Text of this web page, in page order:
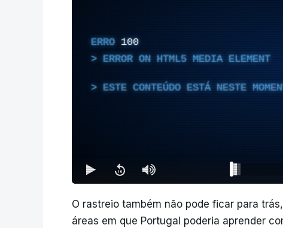
ERRO 100
ERROR ON HTML5 MEDIA ELEMENT
ESTE CONTEÚDO ESTÁ NESTE
O rastreio também não pode ficar para
áreas em que Portugal poderia aprender